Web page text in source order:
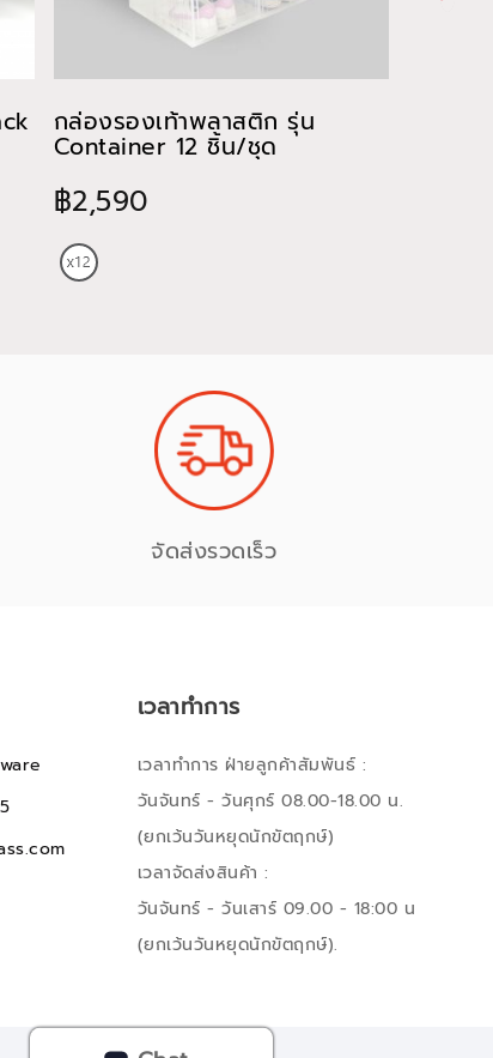
กล่องรองเท้าพลาสติก รุ่น
Container 12 ชิ้น/ชุด
฿2,590
จัดส่งรวดเร็ว
เวลาทำการ
เวลาทำการ ฝ่ายลูกค้าสัมพันธ์ :
วันจันทร์ - วันศุกร์ 08.00-18.00 น.
(ยกเว้นวันหยุดนักขัตฤกษ์)
เวลาจัดส่งสินค้า :
วันจันทร์ - วันเสาร์ 09.00 - 18:00 น
(ยกเว้นวันหยุดนักขัตฤกษ์).